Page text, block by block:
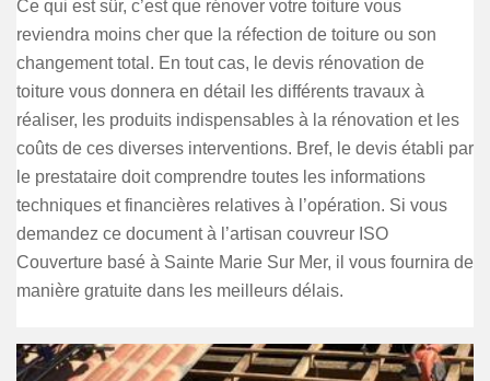
Ce qui est sûr, c’est que rénover votre toiture vous
reviendra moins cher que la réfection de toiture ou son
changement total. En tout cas, le devis rénovation de
toiture vous donnera en détail les différents travaux à
réaliser, les produits indispensables à la rénovation et les
coûts de ces diverses interventions. Bref, le devis établi par
le prestataire doit comprendre toutes les informations
techniques et financières relatives à l’opération. Si vous
demandez ce document à l’artisan couvreur ISO
Couverture basé à Sainte Marie Sur Mer, il vous fournira de
manière gratuite dans les meilleurs délais.